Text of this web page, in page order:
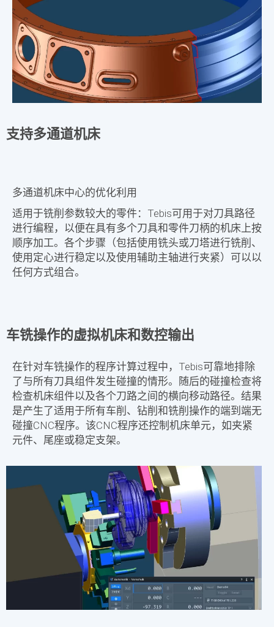
支持多通道机床
适用于铣削参数较大的零件：Tebis可用于对刀具路径
顺序加工。各个步骤（包括使用铣头或刀塔进行铣削、
使用定心进行稳定以及使用辅助主轴进行夹紧）可以以
任何方式组合。
车铣操作的虚拟机床和数控输出
在针对车铣操作的程序计算过程中，Tebis可靠地排除
了与所有刀具组件发生碰撞的情形。随后的碰撞检查
检查机床组件以及各个刀路之间的横向移动路径。结果
是产生了适用于所有车削、钻削和铣削操作的端到端无
碰撞CNC程序。该CNC程序还控制机床单元，如
或稳定支架。